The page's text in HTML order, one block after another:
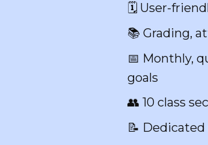
🗓️ User-
📚 Grading,
📅 Monthly,
goals
👥 10 class
📝